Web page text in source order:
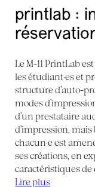
printlab :
Le M-11 PrintLab
les étudiant·es et
structure d’auto-
modes
d’un prestataire
d’impression,
chacun·e est
ses créations, en
caractéristiques de
Lire plus